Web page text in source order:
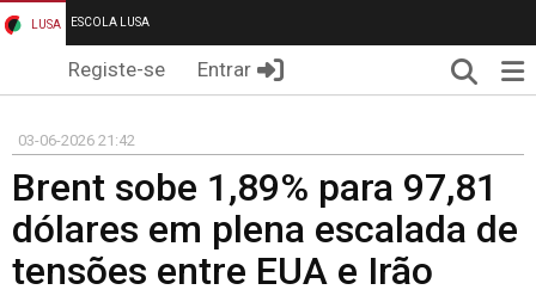
LUSA ESCOLA LUSA
Registe-se Entrar
03-06-2026 21:42
Brent sobe 1,89% para 97,81
dólares em plena escalada de
tensões entre EUA e Irão